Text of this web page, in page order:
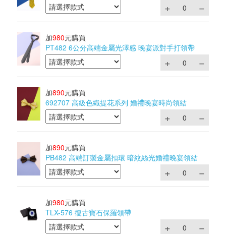
加980元購買
PT482 6公分高端金屬光澤感 晚宴派對手打領帶
加890元購買
692707 高級色織提花系列 婚禮晚宴時尚領結
加890元購買
PB482 高端訂製金屬扣環 暗紋絲光婚禮晚宴領結
加980元購買
TLX-576 復古寶石保羅領帶